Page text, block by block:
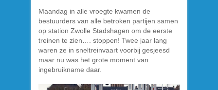
Maandag in alle vroegte kwamen de
bestuurders van alle betroken partijen samen
op station Zwolle Stadshagen om de eerste
treinen te zien…. stoppen! Twee jaar lang
waren ze in sneltreinvaart voorbij gesjeesd
maar nu was het grote moment van
ingebruikname daar.